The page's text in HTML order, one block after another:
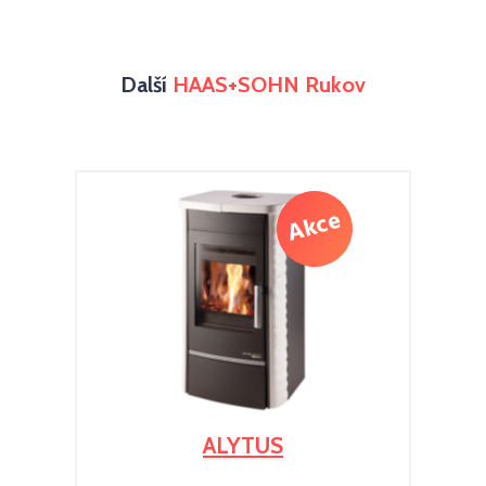
Další HAAS+SOHN Rukov
ALYTUS